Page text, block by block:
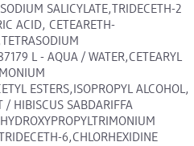
SALICYLATE,TRIDECETH-2
ACID, CETEARETH-
L - AQUA / WATER,CETEARYL
ESTERS,ISOPROPYL ALCOHOL,
/ HIBISCUS SABDARIFFA
6,CHLORHEXIDINE